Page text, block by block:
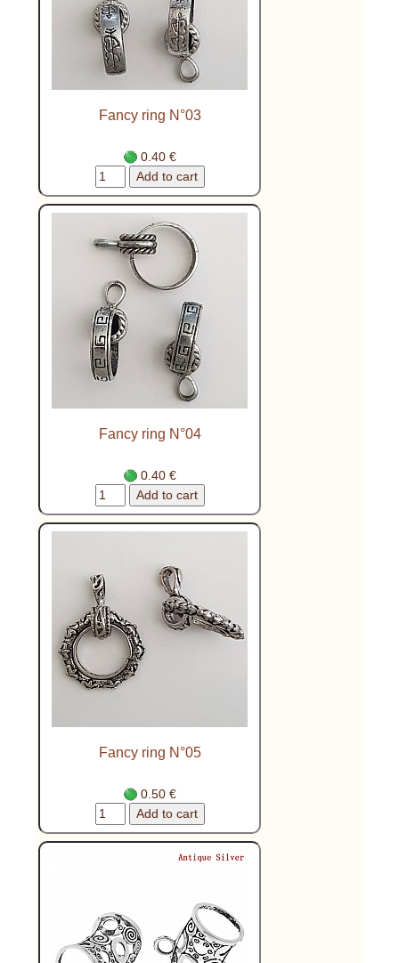
Fancy ring N°03
0.40 €
Fancy ring N°04
0.40 €
Fancy ring N°05
0.50 €